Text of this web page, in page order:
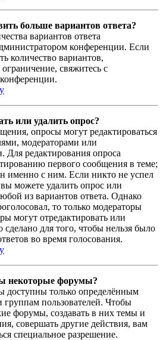
больше вариантов ответа?
вариантов ответа
конференции. Если
количество вариантов,
свяжитесь с
или удалить опрос?
опросы могут редактироваться
модераторами или
Для редактирования опроса
первого сообщения в теме;
именно с ним. Если никто не успел
можете удалить опрос или
из вариантов ответа. Однако
то только модераторы
могут отредактировать или
сделано для того, чтобы нельзя было
во время голосования.
некоторые форумы?
доступны только определённым
группам пользователей. Чтобы
форумы, создавать в них темы и
совершать другие действия, вам
специальное разрешение.